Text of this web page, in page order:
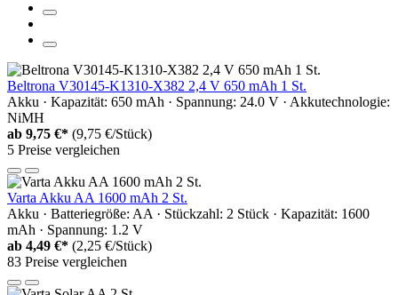
Beltrona V30145-K1310-X382 2,4 V 650 mAh 1 St.
Akku · Kapazität: 650 mAh · Spannung: 24.0 V · Akkutechnologie:
NiMH
ab 9,75 €* (9,75 €/Stück)
5 Preise vergleichen
Varta Akku AA 1600 mAh 2 St.
Akku · Batteriegröße: AA · Stückzahl: 2 Stück · Kapazität: 1600
mAh · Spannung: 1.2 V
ab 4,49 €* (2,25 €/Stück)
83 Preise vergleichen